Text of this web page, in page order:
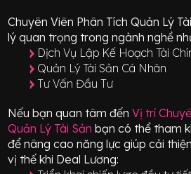
Chuyên Viên Phân Tích Quản Lý
lý quan trọng trong ngành nghề
Dịch Vụ Lập Kế Hoạch Tài
Quản Lý Tài Sản Cá Nhân
Tư Vấn Đầu Tư
Nếu bạn quan tâm đến Vị trí
Quản Lý Tài Sản bạn có thể tham
để nâng cao năng lực giúp cải
vị thế khi Deal Lương: